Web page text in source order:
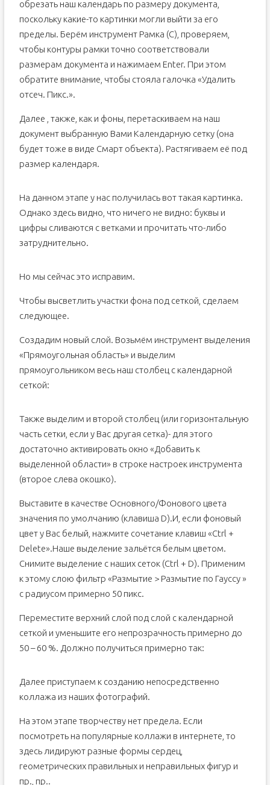
обрезать наш календарь по размеру документа,
поскольку какие-то картинки могли выйти за его
пределы. Берём инструмент Рамка (С), проверяем,
чтобы контуры рамки точно соответствовали
размерам документа и нажимаем Enter. При этом
обратите внимание, чтобы стояла галочка «Удалить
отсеч. Пикс.».
Далее , также, как и фоны, перетаскиваем на наш
документ выбранную Вами Календарную сетку (она
будет тоже в виде Смарт объекта). Растягиваем её под
размер календаря.
На данном этапе у нас получилась вот такая картинка.
Однако здесь видно, что ничего не видно: буквы и
цифры сливаются с ветками и прочитать что-либо
затруднительно.
Но мы сейчас это исправим.
Чтобы высветлить участки фона под сеткой, сделаем
следующее.
Создадим новый слой. Возьмём инструмент выделения
«Прямоугольная область» и выделим
прямоугольником весь наш столбец с календарной
сеткой:
Также выделим и второй столбец (или горизонтальную
часть сетки, если у Вас другая сетка)- для этого
достаточно активировать окно «Добавить к
выделенной области» в строке настроек инструмента
(второе слева окошко).
Выставите в качестве Основного/Фонового цвета
значения по умолчанию (клавиша D).И, если фоновый
цвет у Вас белый, нажмите сочетание клавиш «Ctrl +
Delete».Наше выделение зальётся белым цветом.
Снимите выделение с наших сеток (Ctrl + D). Применим
к этому слою фильтр «Размытие > Размытие по Гауссу »
с радиусом примерно 50 пикс.
Переместите верхний слой под слой с календарной
сеткой и уменьшите его непрозрачность примерно до
50 – 60 %. Должно получиться примерно так:
Далее приступаем к созданию непосредственно
коллажа из наших фотографий.
На этом этапе творчеству нет предела. Если
посмотреть на популярные коллажи в интернете, то
здесь лидируют разные формы сердец,
геометрических правильных и неправильных фигур и
пр., пр..